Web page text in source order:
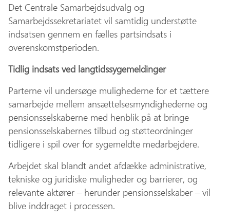
Det Centrale Samarbejdsudvalg og
Samarbejdssekretariatet vil samtidig understøtte
indsatsen gennem en fælles partsindsats i
overenskomstperioden.
Tidlig indsats ved langtidssygemeldinger
Parterne vil undersøge mulighederne for et tættere
samarbejde mellem ansættelsesmyndighederne og
pensionsselskaberne med henblik på at bringe
pensionsselskabernes tilbud og støtteordninger
tidligere i spil over for sygemeldte medarbejdere.
Arbejdet skal blandt andet afdække administrative,
tekniske og juridiske muligheder og barrierer, og
relevante aktører – herunder pensionsselskaber – vil
blive inddraget i processen.